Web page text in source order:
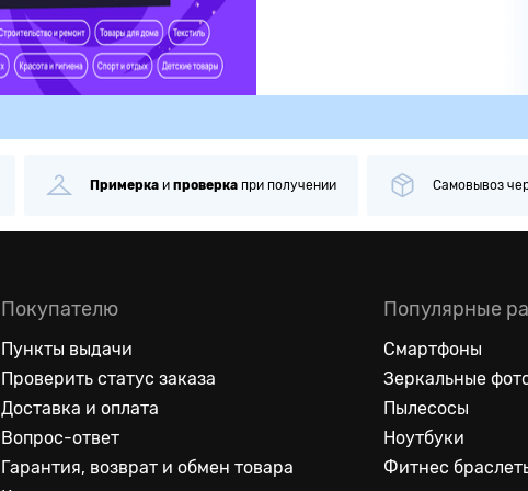
Примерка и проверка при получении Самовывоз
Покупателю
Пункты выдачи
Проверить статус заказа
Доставка и оплата
Вопрос-ответ
Гарантия, возврат и обмен товара
Популярные
Смартфоны
Зеркальные
Пылесосы
Ноутбуки
Фитнес